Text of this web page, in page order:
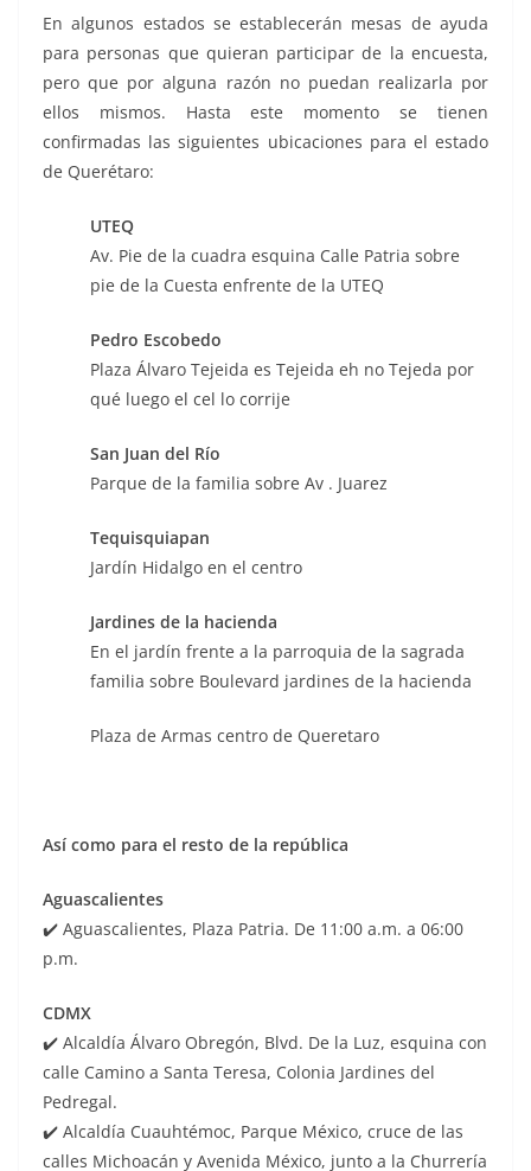
En algunos estados se establecerán mesas de ayuda
para personas que quieran participar de la encuesta,
pero que por alguna razón no puedan realizarla por
ellos mismos. Hasta este momento se tienen
confirmadas las siguientes ubicaciones para el estado
de Querétaro:
UTEQ
Av. Pie de la cuadra esquina Calle Patria sobre
pie de la Cuesta enfrente de la UTEQ
Pedro Escobedo
Plaza Álvaro Tejeida es Tejeida eh no Tejeda por
qué luego el cel lo corrije
San Juan del Río
Parque de la familia sobre Av . Juarez
Tequisquiapan
Jardín Hidalgo en el centro
Jardines de la hacienda
En el jardín frente a la parroquia de la sagrada
familia sobre Boulevard jardines de la hacienda
Plaza de Armas centro de Queretaro
Así como para el resto de la república
Aguascalientes
✔️ Aguascalientes, Plaza Patria. De 11:00 a.m. a 06:00
p.m.
CDMX
✔️ Alcaldía Álvaro Obregón, Blvd. De la Luz, esquina con
calle Camino a Santa Teresa, Colonia Jardines del
Pedregal.
✔️ Alcaldía Cuauhtémoc, Parque México, cruce de las
calles Michoacán y Avenida México, junto a la Churrería